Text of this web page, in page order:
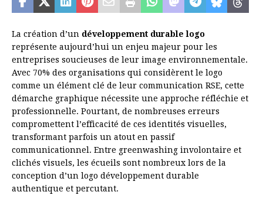
La création d’un développement durable logo
représente aujourd’hui un enjeu majeur pour les
entreprises soucieuses de leur image environnementale.
Avec 70% des organisations qui considèrent le logo
comme un élément clé de leur communication RSE, cette
démarche graphique nécessite une approche réfléchie et
professionnelle. Pourtant, de nombreuses erreurs
compromettent l’efficacité de ces identités visuelles,
transformant parfois un atout en passif
communicationnel. Entre greenwashing involontaire et
clichés visuels, les écueils sont nombreux lors de la
conception d’un logo développement durable
authentique et percutant.